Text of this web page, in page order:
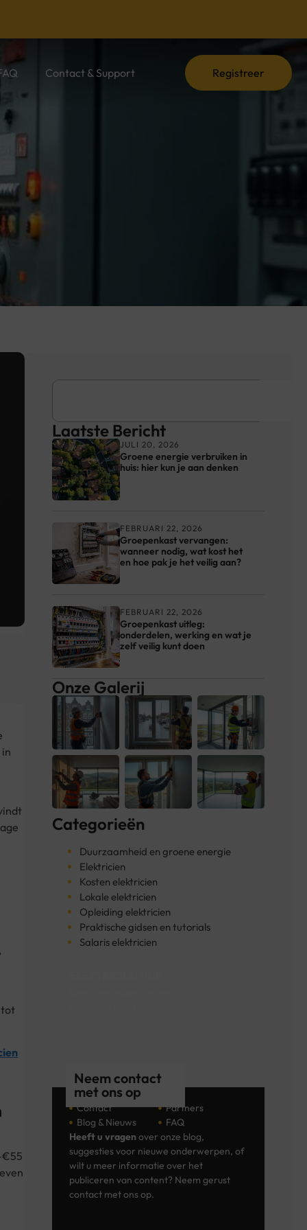
Contact & Support Registreer
Laatste Bericht
JULI 20, 2026
Groene energie verbruiken in
huis: hier kun je aan denken
FEBRUARI 22, 2026
Groepenkast vervangen:
wanneer nodig, wat kost het
en hoe pak je het veilig aan?
FEBRUARI 22, 2026
Groepenkast uitleg:
onderdelen, werking en wat je
zelf veilig kunt doen
Onze Galerij
Categorieën
Duurzaamheid en groene energie
Elektricien
Kosten elektricien
Lokale elektricien
Opleiding elektricien
Praktische gidsen en tutorials
Salaris elektricien
Neem contact
met ons op
Contact
Blog & Nieuws
Partners
FAQ
Heeft u vragenover onze blog,
suggesties voor nieuwe onderwerpen, of
wilt u meer informatie over het
publiceren van content? Neem gerust
contact met ons op.